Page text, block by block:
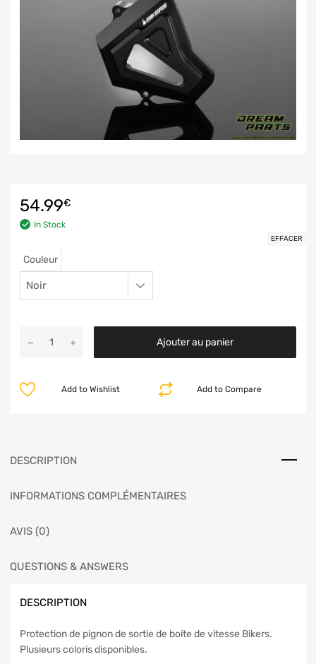
54.99€
In Stock
Couleur
EFFACER
Ajouter au panier
Add to Compare
Add to Wishlist
DESCRIPTION
INFORMATIONS COMPLÉMENTAIRES
AVIS (0)
QUESTIONS & ANSWERS
DESCRIPTION
Protection de pignon de sortie de boite de vitesse Bikers.
Plusieurs coloris disponibles.